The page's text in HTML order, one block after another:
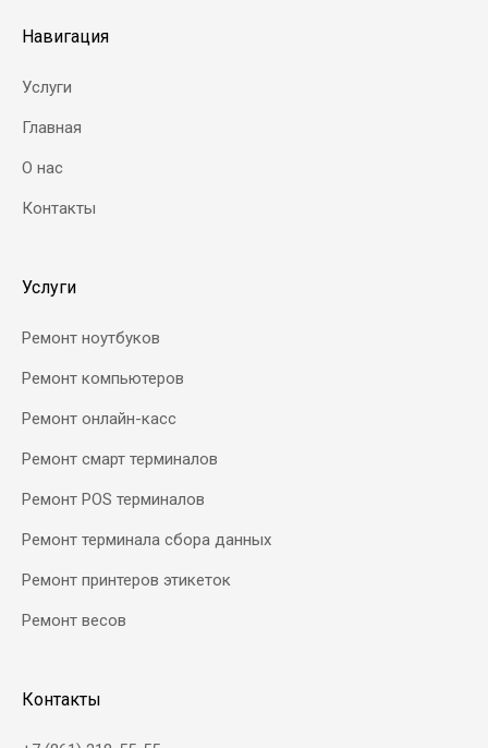
Навигация
Услуги
Главная
О нас
Контакты
Услуги
Ремонт ноутбуков
Ремонт компьютеров
Ремонт онлайн-касс
Ремонт смарт терминалов
Ремонт POS терминалов
Ремонт терминала сбора данных
Ремонт принтеров этикеток
Ремонт весов
Контакты